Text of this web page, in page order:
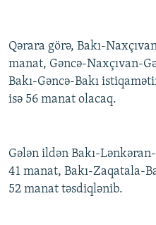
Qərara görə, Bakı-
manat, Gəncə-Naxçıvan-
Bakı-Gəncə-Bakı
isə 56 manat olacaq.
Gələn ildən Bakı-
41 manat, Bakı-Zaqatala-
52 manat təsdiqlənib.